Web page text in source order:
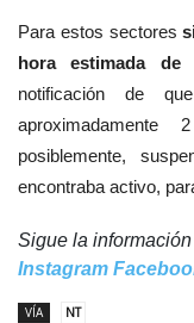
Para estos sectores
hora estimada de
notificación de que
posiblemente,
encontraba activo,
Sigue la
Instagram
VÍA
NT